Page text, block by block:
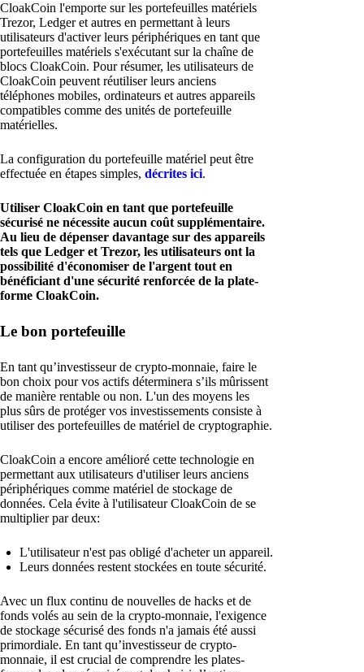
CloakCoin l'emporte sur les portefeuilles matériels
Trezor, Ledger et autres en permettant à leurs
utilisateurs d'activer leurs périphériques en tant que
portefeuilles matériels s'exécutant sur la chaîne de
blocs CloakCoin. Pour résumer, les utilisateurs de
CloakCoin peuvent réutiliser leurs anciens
téléphones mobiles, ordinateurs et autres appareils
compatibles comme des unités de portefeuille
matérielles.
La configuration du portefeuille matériel peut être
effectuée en étapes simples, décrites ici.
Utiliser CloakCoin en tant que portefeuille
sécurisé ne nécessite aucun coût supplémentaire.
Au lieu de dépenser davantage sur des appareils
tels que Ledger et Trezor, les utilisateurs ont la
possibilité d'économiser de l'argent tout en
bénéficiant d'une sécurité renforcée de la plate-
forme CloakCoin.
Le bon portefeuille
En tant qu’investisseur de crypto-monnaie, faire le
bon choix pour vos actifs déterminera s’ils mûrissent
de manière rentable ou non. L'un des moyens les
plus sûrs de protéger vos investissements consiste à
utiliser des portefeuilles de matériel de cryptographie.
CloakCoin a encore amélioré cette technologie en
permettant aux utilisateurs d'utiliser leurs anciens
périphériques comme matériel de stockage de
données. Cela évite à l'utilisateur CloakCoin de se
multiplier par deux:
L'utilisateur n'est pas obligé d'acheter un appareil.
Leurs données restent stockées en toute sécurité.
Avec un flux continu de nouvelles de hacks et de
fonds volés au sein de la crypto-monnaie, l'exigence
de stockage sécurisé des fonds n'a jamais été aussi
primordiale. En tant qu’investisseur de crypto-
monnaie, il est crucial de comprendre les plates-